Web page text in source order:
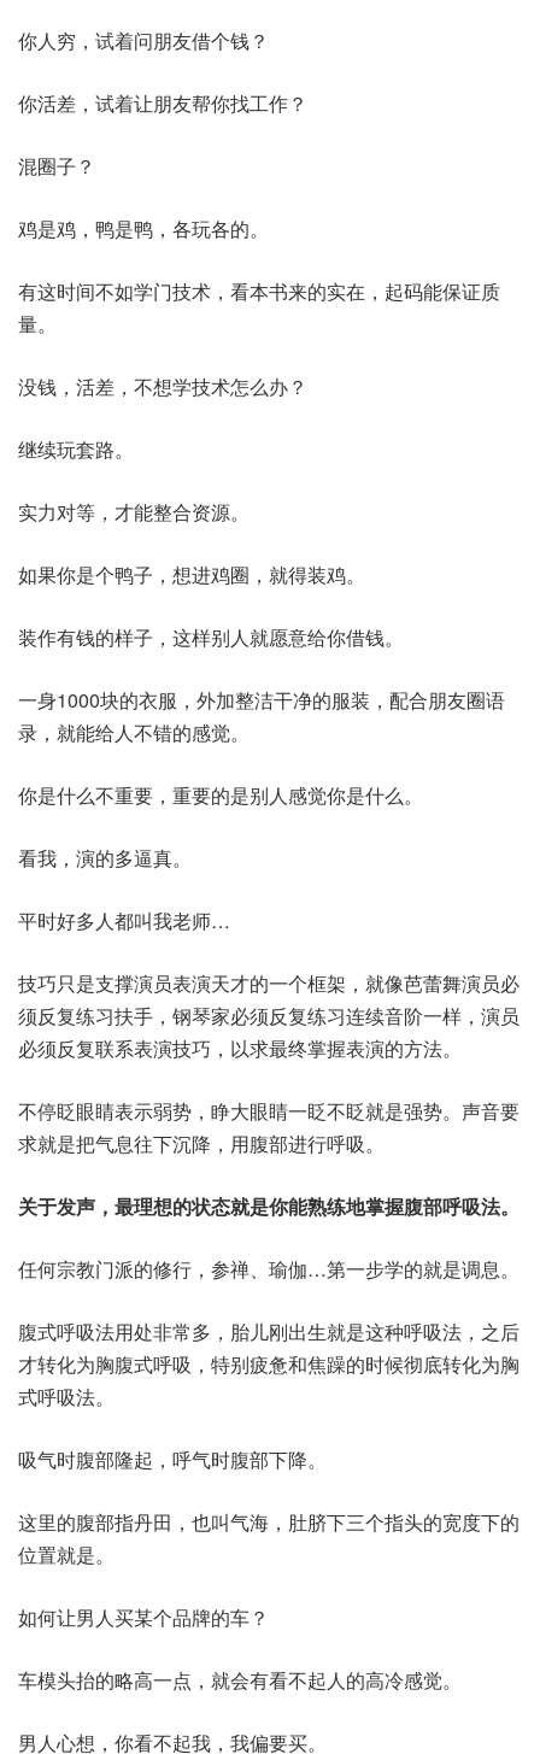
你人穷，试着问朋友借个钱？
你活差，试着让朋友帮你找工作？
混圈子？
鸡是鸡，鸭是鸭，各玩各的。
有这时间不如学门技术，看本书来的实在，起码能保证质
量。
没钱，活差，不想学技术怎么办？
继续玩套路。
实力对等，才能整合资源。
如果你是个鸭子，想进鸡圈，就得装鸡。
装作有钱的样子，这样别人就愿意给你借钱。
一身1000块的衣服，外加整洁干净的服装，配合朋友圈语
录，就能给人不错的感觉。
你是什么不重要，重要的是别人感觉你是什么。
看我，演的多逼真。
平时好多人都叫我老师…
技巧只是支撑演员表演天才的一个框架，就像芭蕾舞演员必
须反复练习扶手，钢琴家必须反复练习连续音阶一样，演员
必须反复联系表演技巧，以求最终掌握表演的方法。
不停眨眼睛表示弱势，睁大眼睛一眨不眨就是强势。声音要
求就是把气息往下沉降，用腹部进行呼吸。
关于发声，最理想的状态就是你能熟练地掌握腹部呼吸法。
任何宗教门派的修行，参禅、瑜伽…第一步学的就是调息。
腹式呼吸法用处非常多，胎儿刚出生就是这种呼吸法，之后
才转化为胸腹式呼吸，特别疲惫和焦躁的时候彻底转化为胸
式呼吸法。
吸气时腹部隆起，呼气时腹部下降。
这里的腹部指丹田，也叫气海，肚脐下三个指头的宽度下的
位置就是。
如何让男人买某个品牌的车？
车模头抬的略高一点，就会有看不起人的高冷感觉。
男人心想，你看不起我，我偏要买。